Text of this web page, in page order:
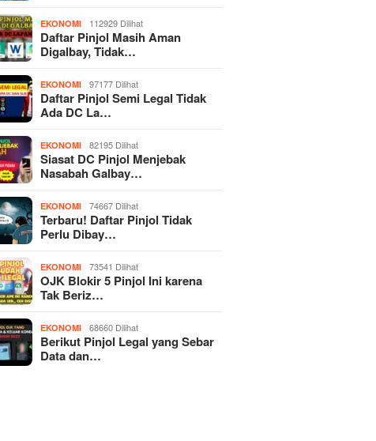
EKONOMI 112929 Dilihat
Daftar Pinjol Masih Aman
Digalbay, Tidak…
EKONOMI 97177 Dilihat
Daftar Pinjol Semi Legal Tidak
Ada DC La…
EKONOMI 82195 Dilihat
Siasat DC Pinjol Menjebak
Nasabah Galbay…
EKONOMI 74667 Dilihat
Terbaru! Daftar Pinjol Tidak
Perlu Dibay…
EKONOMI 73541 Dilihat
OJK Blokir 5 Pinjol Ini karena
Tak Beriz…
EKONOMI 68660 Dilihat
Berikut Pinjol Legal yang Sebar
Data dan…